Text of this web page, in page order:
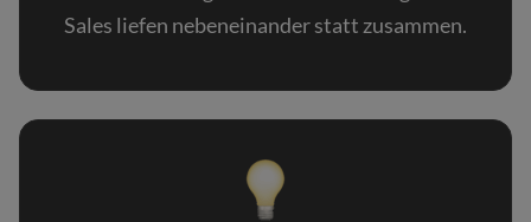
Sales liefen nebeneinander statt zusammen.